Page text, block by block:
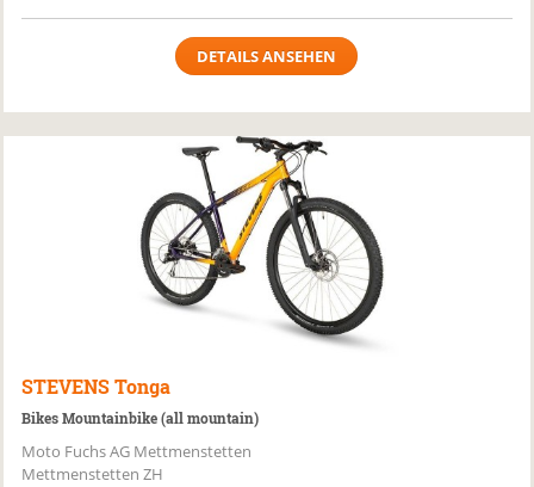
DETAILS ANSEHEN
STEVENS Tonga
Bikes Mountainbike (all mountain)
Moto Fuchs AG Mettmenstetten
Mettmenstetten ZH